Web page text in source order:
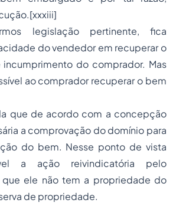
legislação pertinente, fica
do vendedor em recuperar o
do comprador. Mas
ao comprador recuperar o bem
que de acordo com a concepção
a comprovação do domínio para
do bem. Nesse ponto de vista
a ação reivindicatória pelo
que ele não tem a propriedade do
de propriedade.